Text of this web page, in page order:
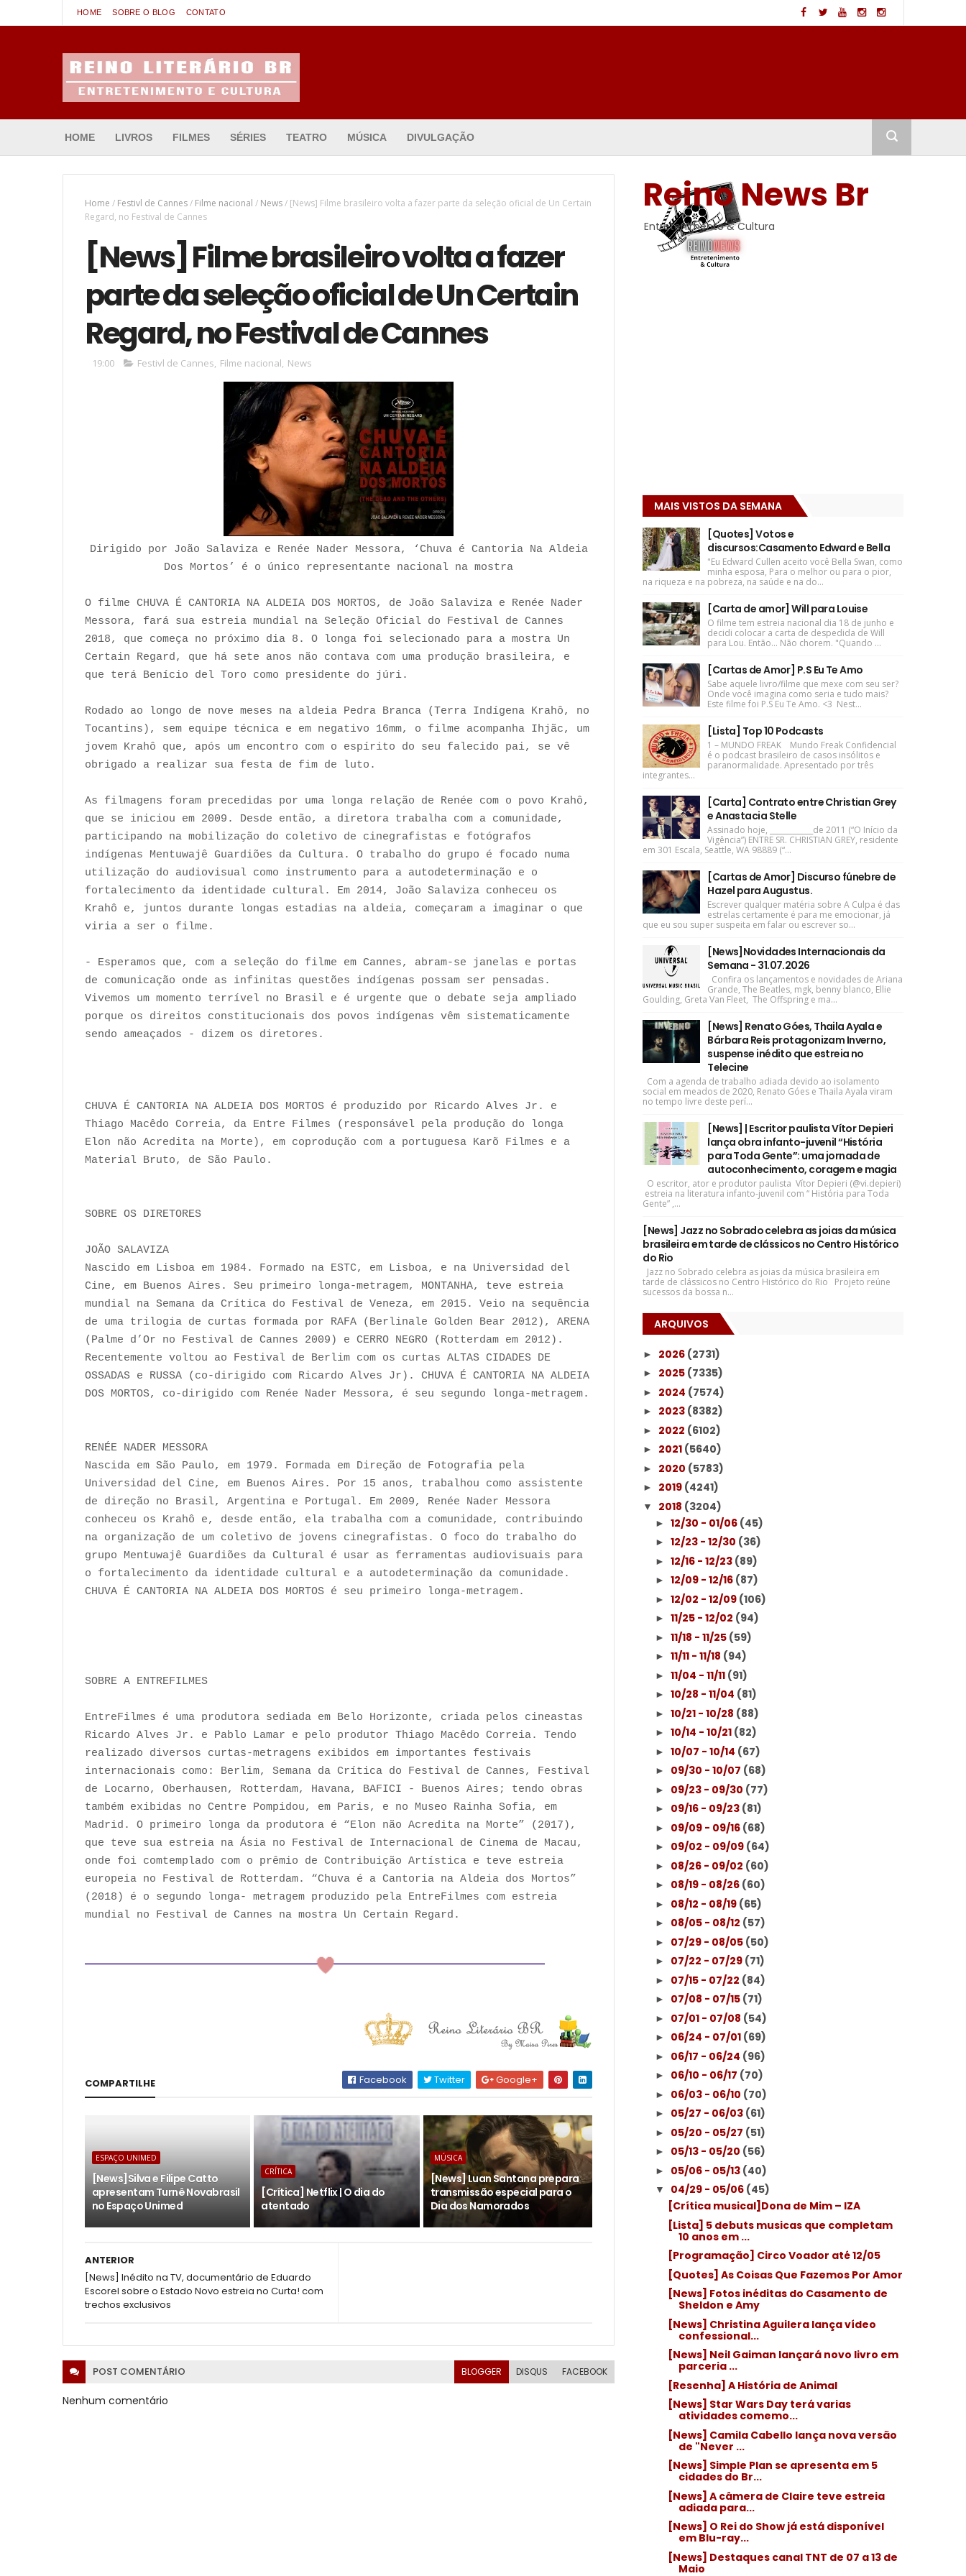
HOME SOBRE O BLOG CONTATO
HOME LIVROS FILMES SÉRIES TEATRO MÚSICA DIVULGAÇÃO
Home / Festivl de Cannes/ Filme nacional / News/ [News] Filme brasileiro volta a fazer parte da seleção oficial de Un Certain
Regard, no Festival de Cannes
[News] Filme brasileiro volta a fazer
parte da seleção oficial de Un Certain
Regard, no Festival de Cannes
19:00 Festivl de Cannes, Filme nacional, News
Dirigido por João Salaviza e Renée Nader Messora, ‘Chuva é Cantoria Na Aldeia
Dos Mortos’ é o único representante nacional na mostra
O filme CHUVA É CANTORIA NA ALDEIA DOS MORTOS, de João Salaviza e Renée Nader
Messora, fará sua estreia mundial na Seleção Oficial do Festival de Cannes
2018, que começa no próximo dia 8. O longa foi selecionado para a mostra Un
Certain Regard, que há sete anos não contava com uma produção brasileira, e
que terá Benício del Toro como presidente do júri.
Rodado ao longo de nove meses na aldeia Pedra Branca (Terra Indígena Krahô, no
Tocantins), sem equipe técnica e em negativo 16mm, o filme acompanha Ihjãc, um
jovem Krahô que, após um encontro com o espírito do seu falecido pai, se vê
obrigado a realizar sua festa de fim de luto.
As filmagens foram precedidas por uma longa relação de Renée com o povo Krahô,
que se iniciou em 2009. Desde então, a diretora trabalha com a comunidade,
participando na mobilização do coletivo de cinegrafistas e fotógrafos
indígenas Mentuwajê Guardiões da Cultura. O trabalho do grupo é focado numa
utilização do audiovisual como instrumento para a autodeterminação e o
fortalecimento da identidade cultural. Em 2014, João Salaviza conheceu os
Krahô e, juntos durante longas estadias na aldeia, começaram a imaginar o que
viria a ser o filme.
- Esperamos que, com a seleção do filme em Cannes, abram-se janelas e portas
de comunicação onde as infinitas questões indígenas possam ser pensadas.
Vivemos um momento terrível no Brasil e é urgente que o debate seja ampliado
porque os direitos constitucionais dos povos indígenas vêm sistematicamente
sendo ameaçados - dizem os diretores.
CHUVA É CANTORIA NA ALDEIA DOS MORTOS é produzido por Ricardo Alves Jr. e
Thiago Macêdo Correia, da Entre Filmes (responsável pela produção do longa
Elon não Acredita na Morte), em coprodução com a portuguesa Karõ Filmes e a
Material Bruto, de São Paulo.
SOBRE OS DIRETORES
JOÃO SALAVIZA
Nascido em Lisboa em 1984. Formado na ESTC, em Lisboa, e na Universidad del
Cine, em Buenos Aires. Seu primeiro longa-metragem, MONTANHA, teve estreia
mundial na Semana da Crítica do Festival de Veneza, em 2015. Veio na sequência
de uma trilogia de curtas formada por RAFA (Berlinale Golden Bear 2012), ARENA
(Palme d’Or no Festival de Cannes 2009) e CERRO NEGRO (Rotterdam em 2012).
Recentemente voltou ao Festival de Berlim com os curtas ALTAS CIDADES DE
OSSADAS e RUSSA (co-dirigido com Ricardo Alves Jr). CHUVA É CANTORIA NA ALDEIA
DOS MORTOS, co-dirigido com Renée Nader Messora, é seu segundo longa-metragem.
RENÉE NADER MESSORA
Nascida em São Paulo, em 1979. Formada em Direção de Fotografia pela
Universidad del Cine, em Buenos Aires. Por 15 anos, trabalhou como assistente
de direção no Brasil, Argentina e Portugal. Em 2009, Renée Nader Messora
conheceu os Krahô e, desde então, ela trabalha com a comunidade, contribuindo
na organização de um coletivo de jovens cinegrafistas. O foco do trabalho do
grupo Mentuwajê Guardiões da Cultural é usar as ferramentas audiovisuais para
o fortalecimento da identidade cultural e a autodeterminação da comunidade.
CHUVA É CANTORIA NA ALDEIA DOS MORTOS é seu primeiro longa-metragem.
SOBRE A ENTREFILMES
EntreFilmes é uma produtora sediada em Belo Horizonte, criada pelos cineastas
Ricardo Alves Jr. e Pablo Lamar e pelo produtor Thiago Macêdo Correia. Tendo
realizado diversos curtas-metragens exibidos em importantes festivais
internacionais como: Berlim, Semana da Crítica do Festival de Cannes, Festival
de Locarno, Oberhausen, Rotterdam, Havana, BAFICI - Buenos Aires; tendo obras
também exibidas no Centre Pompidou, em Paris, e no Museo Rainha Sofia, em
Madrid. O primeiro longa da produtora é “Elon não Acredita na Morte” (2017),
que teve sua estreia na Ásia no Festival de Internacional de Cinema de Macau,
onde foi comtemplado com o prêmio de Contribuição Artística e teve estreia
europeia no Festival de Rotterdam. “Chuva é a Cantoria na Aldeia dos Mortos”
(2018) é o segundo longa- metragem produzido pela EntreFilmes com estreia
mundial no Festival de Cannes na mostra Un Certain Regard.
COMPARTILHE Facebook Twitter Google+
ESPAÇO UNIMED
[News]Silva e Filipe Catto
apresentam Turnê Novabrasil
no Espaço Unimed
CRÍTICA
[Crítica] Netflix | O dia do
atentado
MÚSICA
[News] Luan Santana prepara
transmissão especial para o
Dia dos Namorados
ANTERIOR
[News] Inédito na TV, documentário de Eduardo
Escorel sobre o Estado Novo estreia no Curta! com
trechos exclusivos
POST COMENTÁRIO BLOGGER DISQUS FACEBOOK
Nenhum comentário
Reino News Br
Entretenimento & Cultura
MAIS VISTOS DA SEMANA
[Quotes] Votos e
discursos:Casamento Edward e Bella
"Eu Edward Cullen aceito você Bella Swan, como
minha esposa, Para o melhor ou para o pior,
na riqueza e na pobreza, na saúde e na do...
[Carta de amor] Will para Louise
O filme tem estreia nacional dia 18 de junho e
decidi colocar a carta de despedida de Will
para Lou. Então... Não chorem. "Quando ...
[Cartas de Amor] P.S Eu Te Amo
Sabe aquele livro/filme que mexe com seu ser?
Onde você imagina como seria e tudo mais?
Este filme foi P.S Eu Te Amo. <3 Nest...
[Lista] Top 10 Podcasts
1 – MUNDO FREAK Mundo Freak Confidencial
é o podcast brasileiro de casos insólitos e
paranormalidade. Apresentado por três
integrantes...
[Carta] Contrato entre Christian Grey
e Anastacia Stelle
Assinado hoje, ____________de 2011 (“O Início da
Vigência”) ENTRE SR. CHRISTIAN GREY, residente
em 301 Escala, Seattle, WA 98889 (“...
[Cartas de Amor] Discurso fúnebre de
Hazel para Augustus.
Escrever qualquer matéria sobre A Culpa é das
estrelas certamente é para me emocionar, já
que eu sou super suspeita em falar ou escrever so...
[News]Novidades Internacionais da
Semana - 31.07.2026
Confira os lançamentos e novidades de Ariana
Grande, The Beatles, mgk, benny blanco, Ellie
Goulding, Greta Van Fleet, The Offspring e ma...
[News] Renato Góes, Thaila Ayala e
Bárbara Reis protagonizam Inverno,
suspense inédito que estreia no
Telecine
Com a agenda de trabalho adiada devido ao isolamento
social em meados de 2020, Renato Góes e Thaila Ayala viram
no tempo livre deste perí...
[News] | Escritor paulista Vítor Depieri
lança obra infanto-juvenil “História
para Toda Gente”: uma jornada de
autoconhecimento, coragem e magia
O escritor, ator e produtor paulista Vítor Depieri (@vi.depieri)
estreia na literatura infanto-juvenil com “ História para Toda
Gente” ,...
[News] Jazz no Sobrado celebra as joias da música
brasileira em tarde de clássicos no Centro Histórico
do Rio
Jazz no Sobrado celebra as joias da música brasileira em
tarde de clássicos no Centro Histórico do Rio Projeto reúne
sucessos da bossa n...
ARQUIVOS
► 2026 (2731)
► 2025 (7335)
► 2024 (7574)
► 2023 (8382)
► 2022 (6102)
► 2021 (5640)
► 2020 (5783)
► 2019 (4241)
▼ 2018 (3204)
►12/30 - 01/06 (45)
►12/23 - 12/30 (36)
►12/16 - 12/23 (89)
►12/09 - 12/16 (87)
►12/02 - 12/09 (106)
►11/25 - 12/02 (94)
►11/18 - 11/25 (59)
►11/11 - 11/18 (94)
►11/04 - 11/11 (91)
►10/28 - 11/04 (81)
►10/21 - 10/28 (88)
►10/14 - 10/21 (82)
►10/07 - 10/14 (67)
► 09/30 - 10/07 (68)
► 09/23 - 09/30 (77)
► 09/16 - 09/23 (81)
► 09/09 - 09/16 (68)
► 09/02 - 09/09 (64)
► 08/26 - 09/02 (60)
► 08/19 - 08/26 (60)
► 08/12 - 08/19 (65)
► 08/05 - 08/12 (57)
► 07/29 - 08/05 (50)
► 07/22 - 07/29 (71)
► 07/15 - 07/22 (84)
► 07/08 - 07/15 (71)
► 07/01 - 07/08 (54)
► 06/24 - 07/01 (69)
► 06/17 - 06/24 (96)
► 06/10 - 06/17 (70)
► 06/03 - 06/10 (70)
► 05/27 - 06/03 (61)
► 05/20 - 05/27 (51)
► 05/13 - 05/20 (56)
► 05/06 - 05/13 (40)
▼ 04/29 - 05/06 (45)
[Crítica musical]Dona de Mim – IZA
[Lista] 5 debuts musicas que completam
10 anos em ...
[Programação] Circo Voador até 12/05
[Quotes] As Coisas Que Fazemos Por Amor
[News] Fotos inéditas do Casamento de
Sheldon e Amy
[News] Christina Aguilera lança vídeo
confessional...
[News] Neil Gaiman lançará novo livro em
parceria ...
[Resenha] A História de Animal
[News] Star Wars Day terá varias
atividades comemo...
[News] Camila Cabello lança nova versão
de "Never ...
[News] Simple Plan se apresenta em 5
cidades do Br...
[News] A câmera de Claire teve estreia
adiada para...
[News] O Rei do Show já está disponível
em Blu-ray...
[News] Destaques canal TNT de 07 a 13 de
Maio